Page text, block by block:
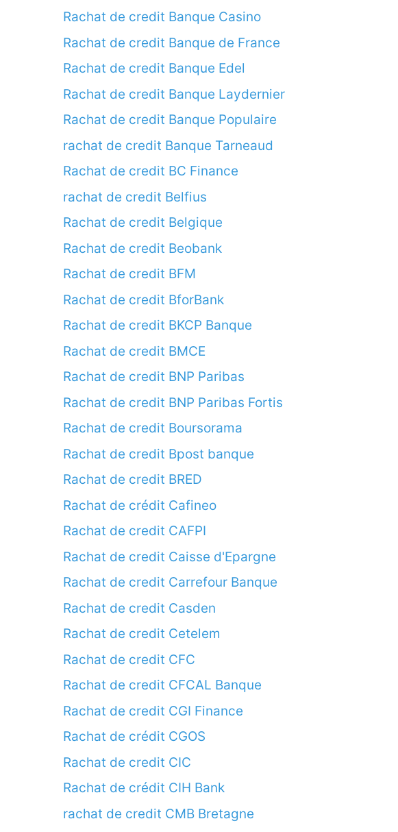
Rachat de credit Banque Casino
Rachat de credit Banque de France
Rachat de credit Banque Edel
Rachat de credit Banque Laydernier
Rachat de credit Banque Populaire
rachat de credit Banque Tarneaud
Rachat de credit BC Finance
rachat de credit Belfius
Rachat de credit Belgique
Rachat de credit Beobank
Rachat de credit BFM
Rachat de credit BforBank
Rachat de credit BKCP Banque
Rachat de credit BMCE
Rachat de credit BNP Paribas
Rachat de credit BNP Paribas Fortis
Rachat de credit Boursorama
Rachat de credit Bpost banque
Rachat de credit BRED
Rachat de crédit Cafineo
Rachat de credit CAFPI
Rachat de credit Caisse d'Epargne
Rachat de credit Carrefour Banque
Rachat de credit Casden
Rachat de credit Cetelem
Rachat de credit CFC
Rachat de credit CFCAL Banque
Rachat de credit CGI Finance
Rachat de crédit CGOS
Rachat de credit CIC
Rachat de crédit CIH Bank
rachat de credit CMB Bretagne